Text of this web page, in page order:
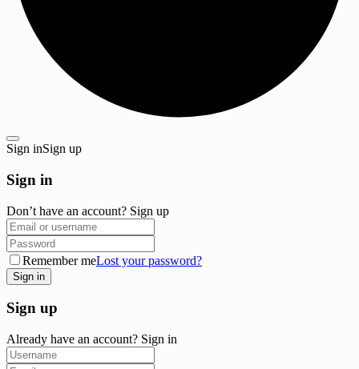
Sign inSign up
Sign in
Don’t have an account? Sign up
Remember meLost your password?
Sign up
Already have an account? Sign in